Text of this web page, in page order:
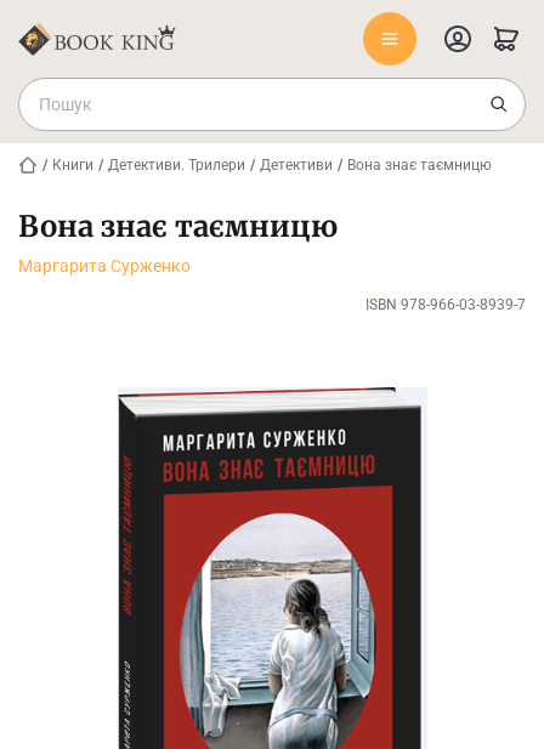
/ Книги / Детективи. Трилери / Детективи / Вона знає таємницю
Вона знає таємницю
Маргарита Сурженко
ISBN 978-966-03-8939-7